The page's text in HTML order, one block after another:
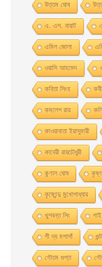
উত্তম ঘােষ
এ. এস. বায়াট
এমিল জোলা
ওয়াসি আহমেদ
কবিতা সিংহ
কমলেশ রায়
কাওয়াবাতা ইয়াসুমারী
কাবেরী রায়চৌধুরী
কুণাল ঘোষ
কৃষ্ণেন্দু মুখোপাধ্যায়
খুশবন্ত সিং
গী দ্য মপাসাঁ
গৌতম গুপ্ত